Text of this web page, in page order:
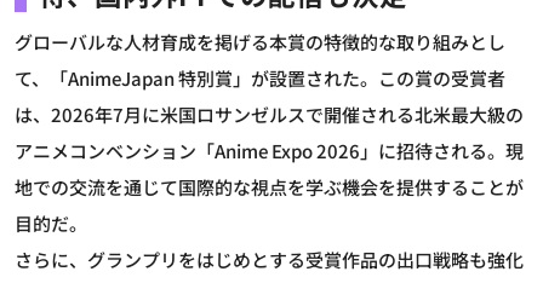
グローバルな人材育成を掲げる本賞の特徴的な取り組みとし
て、「AnimeJapan 特別賞」が設置された。この賞の受賞者
は、2026年7月に米国ロサンゼルスで開催される北米最大級の
アニメコンベンション「Anime Expo 2026」に招待される。現
地での交流を通じて国際的な視点を学ぶ機会を提供することが
目的だ。
さらに、グランプリをはじめとする受賞作品の出口戦略も強化